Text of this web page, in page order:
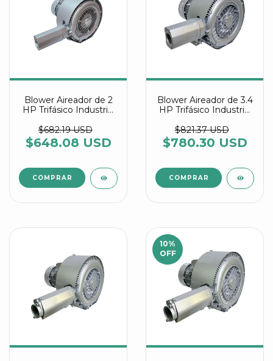
Blower Aireador de 2
HP Trifásico Industrial
2RB 320 1HP36 IE3
$682.19 USD
$648.08 USD
Blower Aireador de 3.4
HP Trifásico Industrial
2RB 420 1HP46 IE3
$821.37 USD
$780.30 USD
10%
OFF